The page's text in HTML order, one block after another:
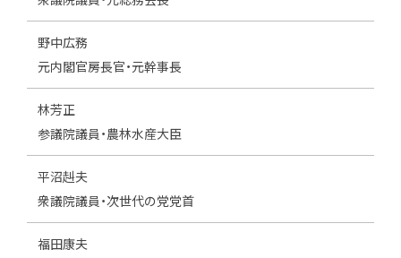
野中広務
元内閣官房長官・元幹事長
林芳正
参議院議員・農林水産大臣
平沼赳夫
衆議院議員・次世代の党党首
福田康夫